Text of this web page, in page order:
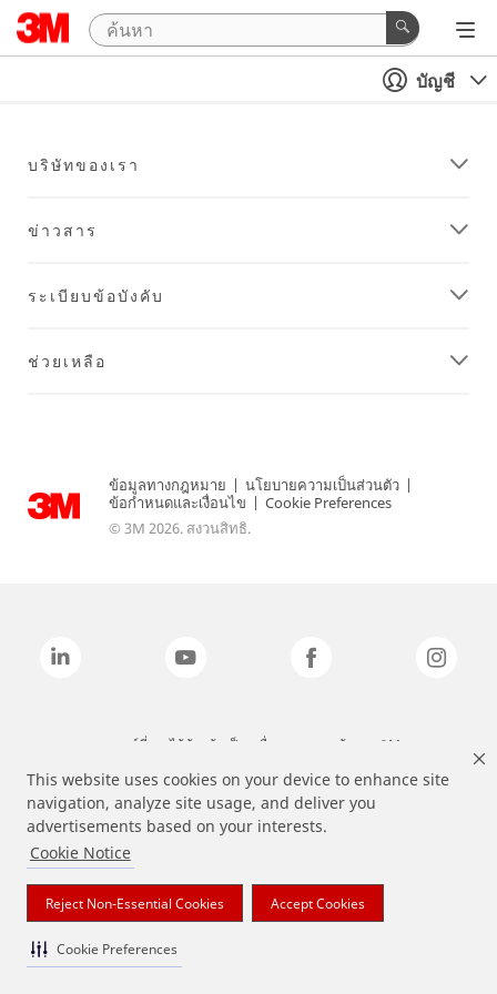
This website uses cookies on your device to enhance site
navigation, analyze site usage, and deliver you
advertisements based on your interests.
Cookie Notice
Reject Non-Essential Cookies Accept Cookies
Cookie Preferences
บัญชี
บริษัทของเรา
ข่าวสาร
ระเบียบข้อบังคับ
ช่วยเหลือ
ข้อมูลทางกฎหมาย | นโยบายความเป็นส่วนตัว |
ข้อกำหนดและเงื่อนไข | Cookie Preferences
© 3M 2026. สงวนสิทธิ.
แบรนด์ที่ระบุไว้ข้างต้นเป็นเครื่องหมายการค้าของ 3M